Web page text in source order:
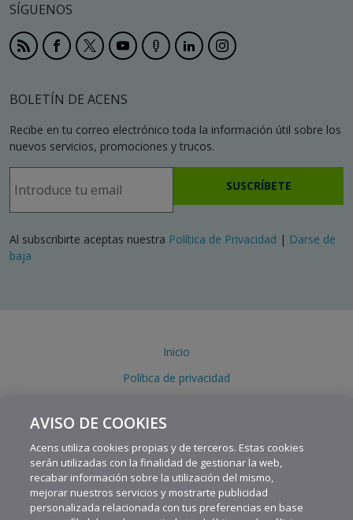
SÍGUENOS
BOLETÍN DE ACENS
Recibe en tu correo electrónico toda la información útil sobre los
nuevos servicios, promociones y trucos.
SUSCRÍBETE
Al subscribirte aceptas nuestra Política de Privacidad | Darse de
baja
Inicio
Política de privacidad
Aviso legal
AVISO DE COOKIES
Acens utiliza cookies propias y de terceros. Estas cookies
serán utilizadas con la finalidad de gestionar la web,
recabar información sobre la utilización del mismo,
mejorar nuestros servicios y mostrarte publicidad
personalizada relacionada con tus preferencias en base